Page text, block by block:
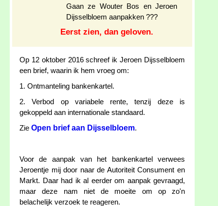
Gaan ze Wouter Bos en Jeroen
Dijsselbloem aanpakken ???
Eerst zien, dan geloven.
Op 12 oktober 2016 schreef ik Jeroen Dijsselbloem
een brief, waarin ik hem vroeg om:
1. Ontmanteling bankenkartel.
2. Verbod op variabele rente, tenzij deze is
gekoppeld aan internationale standaard.
Zie Open brief aan Dijsselbloem.
Voor de aanpak van het bankenkartel verwees
Jeroentje mij door naar de Autoriteit Consument en
Markt. Daar had ik al eerder om aanpak gevraagd,
maar deze nam niet de moeite om op zo'n
belachelijk verzoek te reageren.